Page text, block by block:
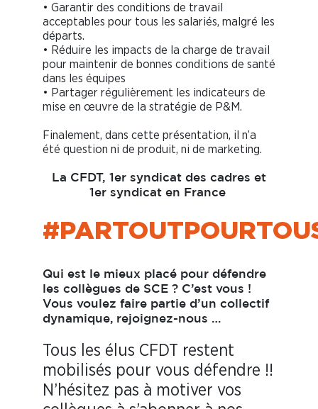
• Garantir des conditions de travail
acceptables pour tous les salariés, malgré les
départs.
• Réduire les impacts de la charge de travail
pour maintenir de bonnes conditions de santé
dans les équipes
• Partager régulièrement les indicateurs de
mise en œuvre de la stratégie de P&M.
Finalement, dans cette présentation, il n’a
été question ni de produit, ni de marketing.
La CFDT, 1er syndicat des cadres et
1er syndicat en France
Qui est le mieux placé pour défendre
les collègues de SCE ? C’est vous !
Vous voulez faire partie d’un collectif
dynamique, rejoignez-nous …
Tous les élus CFDT restent
mobilisés pour vous défendre !!
N’hésitez pas à motiver vos